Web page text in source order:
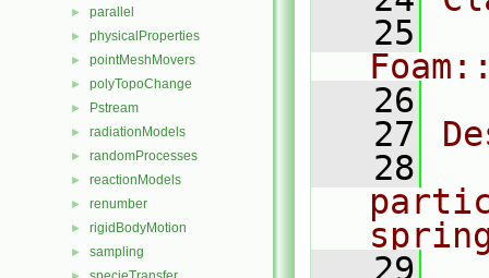
► parallel
► physicalProperties
► pointMeshMovers
► polyTopoChange
► Pstream
► radiationModels
► randomProcesses
► reactionModels
► renumber
► rigidBodyMotion
► sampling
   25
   26
   27
   28
   29